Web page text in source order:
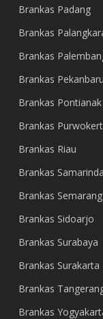
Brankas Padang
Brankas
Brankas
Brankas Pekanbaru
Brankas Pontianak
Brankas
Brankas Riau
Brankas Samarinda
Brankas Semarang
Brankas Sidoarjo
Brankas Surabaya
Brankas Surakarta
Brankas
Brankas